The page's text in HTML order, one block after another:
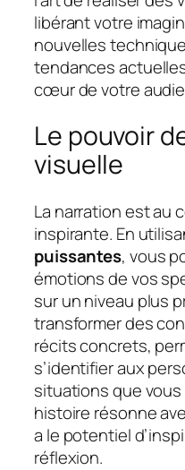
libérant votre
nouvelles
tendances
cœur de votre
Le pouvoir
visuelle
La narration est au
inspirante. En
puissantes, vous
émotions de vos
sur un niveau plus
transformer des
récits concrets,
s’identifier aux
situations que
histoire résonne
a le potentiel
réflexion.